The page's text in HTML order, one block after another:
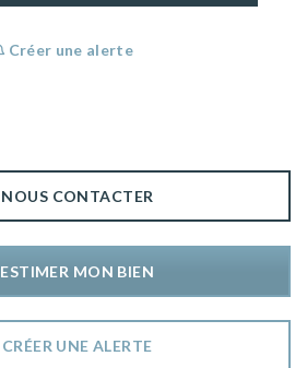
Créer une alerte
NOUS CONTACTER
ESTIMER MON BIEN
CRÉER UNE ALERTE